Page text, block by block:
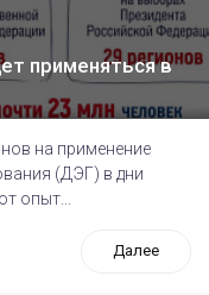
применяться в
на применение
(ДЭГ) в дни
опыт...
Далее